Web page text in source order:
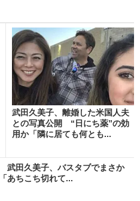
武田久美子、離婚した米国人夫
との写真公開 “日にち薬”の効
用か「隣に居ても何とも...
武田久美子、バスタブでまさか
あちこち切れて...